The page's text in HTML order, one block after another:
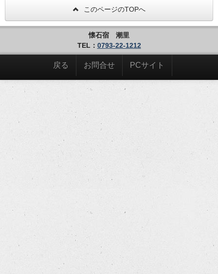
このページのTOPへ
懐石宿 潮里
TEL： 0793-22-1212
戻る お問合せ PCサイト